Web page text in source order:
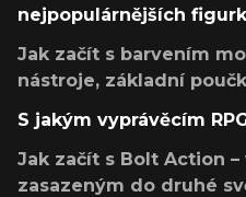
nejpopulárnějších
Jak začít s barvením
nástroje, základní
S jakým vyprávěcím
Jak začít s Bolt Action
zasazeným do druhé